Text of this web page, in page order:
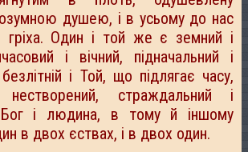
душею, і в усьому до нас
гріха. Один і той же є земний і
і вічний, підначальний і
і Той, що підлягає часу,
страждальний і
Бог і людина, в тому й іншому
в двох єствах, і в двох один.